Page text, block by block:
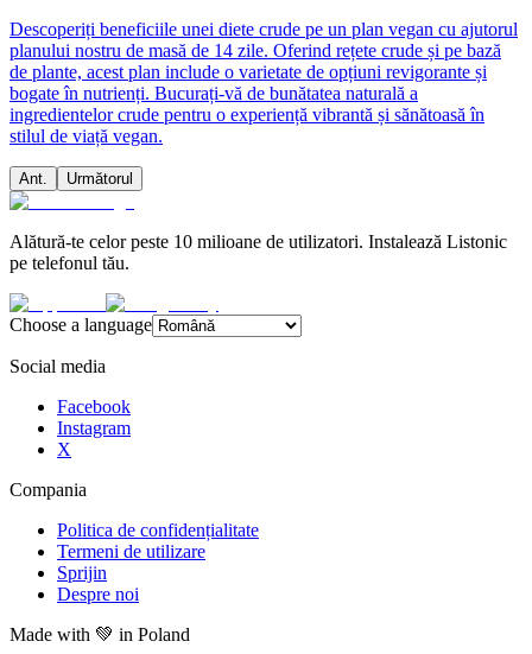
Descoperiți beneficiile unei diete crude pe un plan vegan cu ajutorul
planului nostru de masă de 14 zile. Oferind rețete crude și pe bază
de plante, acest plan include o varietate de opțiuni revigorante și
bogate în nutrienți. Bucurați-vă de bunătatea naturală a
ingredientelor crude pentru o experiență vibrantă și sănătoasă în
stilul de viață vegan.
Ant. Următorul
Alătură-te celor peste 10 milioane de utilizatori. Instalează Listonic
pe telefonul tău.
Choose a language
Social media
Facebook
Instagram
X
Compania
Politica de confidențialitate
Termeni de utilizare
Sprijin
Despre noi
Made with 💚 in Poland